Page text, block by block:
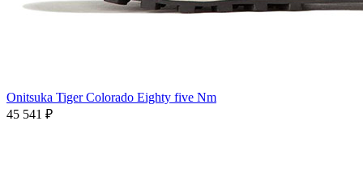
Onitsuka Tiger Colorado Eighty five Nm
45 541 ₽